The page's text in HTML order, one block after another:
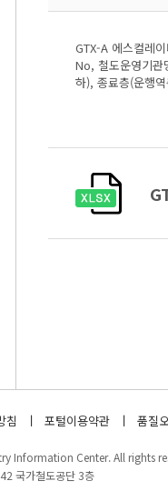
GTX-A 에스컬레
No, 철도운영기관
하), 종료층(운행
침 포털이용약관 품질
Information Center. All rights
국가철도공단 3층